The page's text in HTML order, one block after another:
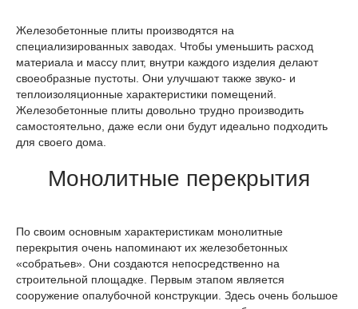
Железобетонные плиты производятся на
специализированных заводах. Чтобы уменьшить расход
материала и массу плит, внутри каждого изделия делают
своеобразные пустоты. Они улучшают также звуко- и
теплоизоляционные характеристики помещений.
Железобетонные плиты довольно трудно производить
самостоятельно, даже если они будут идеально подходить
для своего дома.
Монолитные перекрытия
По своим основным характеристикам монолитные
перекрытия очень напоминают их железобетонных
«собратьев». Они создаются непосредственно на
строительной площадке. Первым этапом является
сооружение опалубочной конструкции. Здесь очень большое